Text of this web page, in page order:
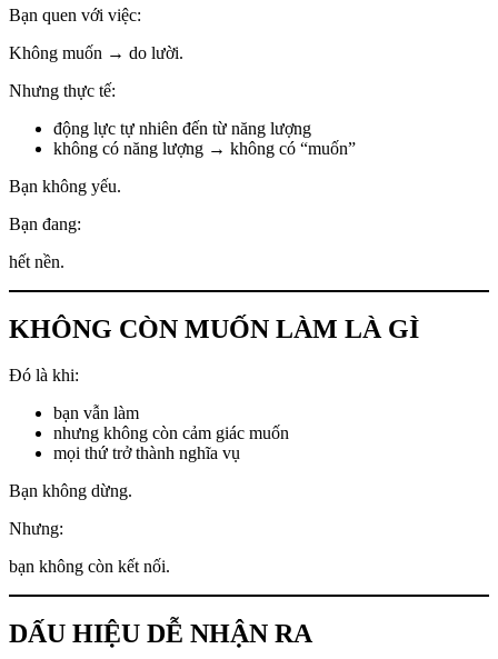
Bạn quen với việc:
Không muốn → do lười.
Nhưng thực tế:
động lực tự nhiên đến từ năng lượng
không có năng lượng → không có “muốn”
Bạn không yếu.
Bạn đang:
hết nền.
KHÔNG CÒN MUỐN LÀM LÀ GÌ
Đó là khi:
bạn vẫn làm
nhưng không còn cảm giác muốn
mọi thứ trở thành nghĩa vụ
Bạn không dừng.
Nhưng:
bạn không còn kết nối.
DẤU HIỆU DỄ NHẬN RA